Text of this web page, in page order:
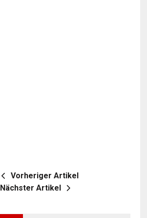
Vorheriger Artikel
Nächster Artikel